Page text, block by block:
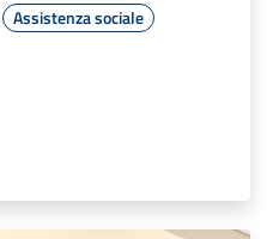
Assistenza sociale